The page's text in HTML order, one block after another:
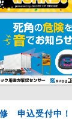
申込受付中！